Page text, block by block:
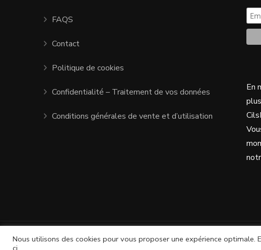
FAQS
Contact
Politique de cookies
Confidentialité – Traitement de vos données
Conditions générales de vente et d’utilisation
En
©COPYRIGHT 2020 - Tous Droits Réservés
Nous utilisons des cookies pour vous proposer une expérience
ci.